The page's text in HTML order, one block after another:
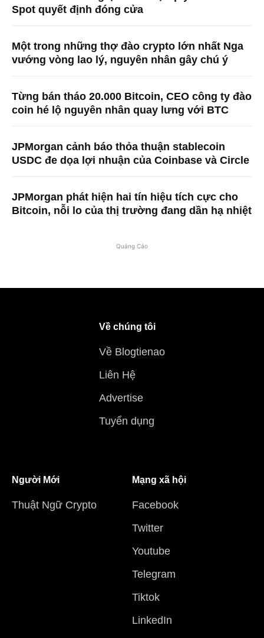
Spot quyết định đóng cửa
Một trong những thợ đào crypto lớn nhất Nga
vướng vòng lao lý, nguyên nhân gây chú ý
Từng bán tháo 20.000 Bitcoin, CEO công ty đào
coin hé lộ nguyên nhân quay lưng với BTC
JPMorgan cảnh báo thỏa thuận stablecoin
USDC đe dọa lợi nhuận của Coinbase và Circle
JPMorgan phát hiện hai tín hiệu tích cực cho
Bitcoin, nỗi lo của thị trường đang dần hạ nhiệt
Quảng Cáo
Về chúng tôi
Về Blogtienao
Liên Hệ
Advertise
Tuyển dụng
Người Mới
Thuật Ngữ Crypto
Mạng xã hội
Facebook
Twitter
Youtube
Telegram
Tiktok
LinkedIn